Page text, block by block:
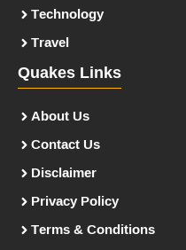
Technology
Travel
Quakes Links
About Us
Contact Us
Disclaimer
Privacy Policy
Terms & Conditions